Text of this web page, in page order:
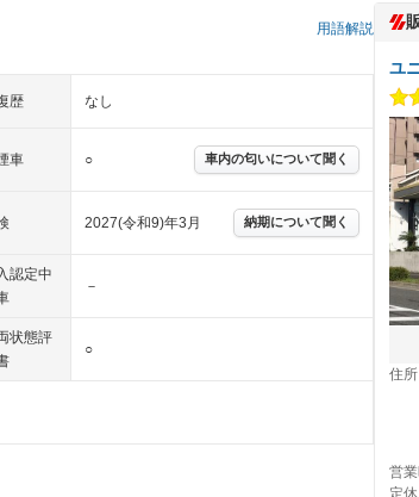
用語解説
歴 なし
車 ○ 車内の匂いについて聞く
2027(令和9)年3月 納期について聞く
認定中
－
状態評
○
ユ
住所
営
定休